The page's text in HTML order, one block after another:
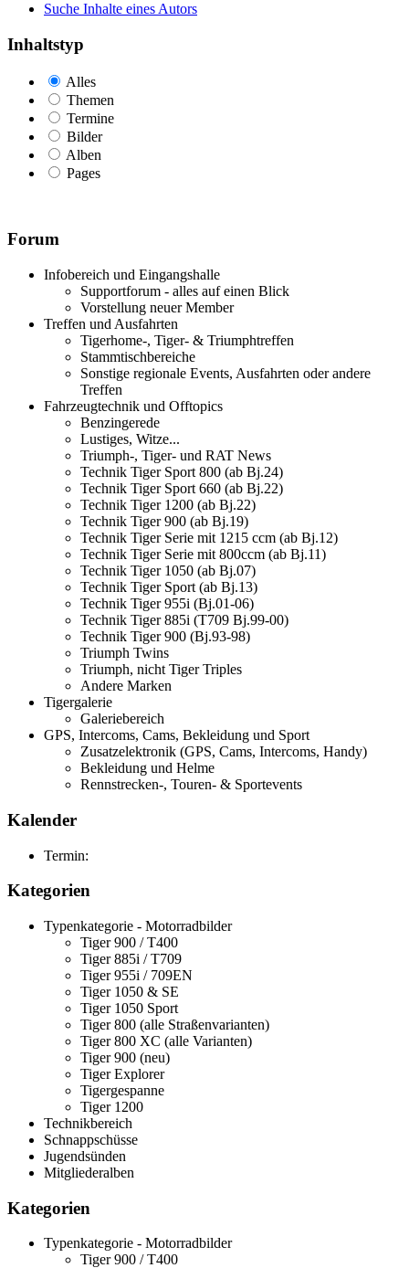
Suche Inhalte eines Autors
Inhaltstyp
Alles
Themen
Termine
Bilder
Alben
Pages
Forum
Infobereich und Eingangshalle
Supportforum - alles auf einen Blick
Vorstellung neuer Member
Treffen und Ausfahrten
Tigerhome-, Tiger- & Triumphtreffen
Stammtischbereiche
Sonstige regionale Events, Ausfahrten oder andere
Treffen
Fahrzeugtechnik und Offtopics
Benzingerede
Lustiges, Witze...
Triumph-, Tiger- und RAT News
Technik Tiger Sport 800 (ab Bj.24)
Technik Tiger Sport 660 (ab Bj.22)
Technik Tiger 1200 (ab Bj.22)
Technik Tiger 900 (ab Bj.19)
Technik Tiger Serie mit 1215 ccm (ab Bj.12)
Technik Tiger Serie mit 800ccm (ab Bj.11)
Technik Tiger 1050 (ab Bj.07)
Technik Tiger Sport (ab Bj.13)
Technik Tiger 955i (Bj.01-06)
Technik Tiger 885i (T709 Bj.99-00)
Technik Tiger 900 (Bj.93-98)
Triumph Twins
Triumph, nicht Tiger Triples
Andere Marken
Tigergalerie
Galeriebereich
GPS, Intercoms, Cams, Bekleidung und Sport
Zusatzelektronik (GPS, Cams, Intercoms, Handy)
Bekleidung und Helme
Rennstrecken-, Touren- & Sportevents
Kalender
Termin:
Kategorien
Typenkategorie - Motorradbilder
Tiger 900 / T400
Tiger 885i / T709
Tiger 955i / 709EN
Tiger 1050 & SE
Tiger 1050 Sport
Tiger 800 (alle Straßenvarianten)
Tiger 800 XC (alle Varianten)
Tiger 900 (neu)
Tiger Explorer
Tigergespanne
Tiger 1200
Technikbereich
Schnappschüsse
Jugendsünden
Mitgliederalben
Kategorien
Typenkategorie - Motorradbilder
Tiger 900 / T400